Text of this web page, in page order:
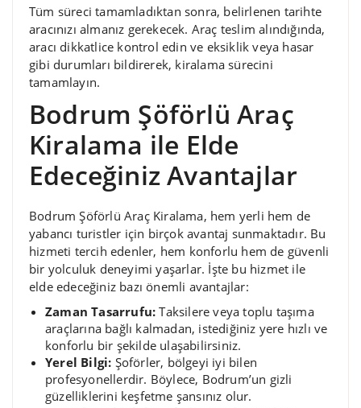
Tüm süreci tamamladıktan sonra, belirlenen tarihte
aracınızı almanız gerekecek. Araç teslim alındığında,
aracı dikkatlice kontrol edin ve eksiklik veya hasar
gibi durumları bildirerek, kiralama sürecini
tamamlayın.
Bodrum Şöförlü Araç
Kiralama ile Elde
Edeceğiniz Avantajlar
Bodrum Şöförlü Araç Kiralama, hem yerli hem de
yabancı turistler için birçok avantaj sunmaktadır. Bu
hizmeti tercih edenler, hem konforlu hem de güvenli
bir yolculuk deneyimi yaşarlar. İşte bu hizmet ile
elde edeceğiniz bazı önemli avantajlar:
Zaman Tasarrufu: Taksilere veya toplu taşıma
araçlarına bağlı kalmadan, istediğiniz yere hızlı ve
konforlu bir şekilde ulaşabilirsiniz.
Yerel Bilgi: Şoförler, bölgeyi iyi bilen
profesyonellerdir. Böylece, Bodrum’un gizli
güzelliklerini keşfetme şansınız olur.